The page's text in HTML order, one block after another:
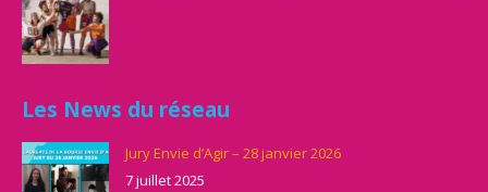
Les News du réseau
Jury Envie d’Agir – 28 janvier 2026
7 juillet 2025